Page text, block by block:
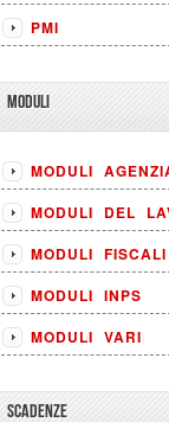
PMI
MODULI
MODULI
MODULI DEL
MODULI FISCALI
MODULI INPS
MODULI VARI
SCADENZE